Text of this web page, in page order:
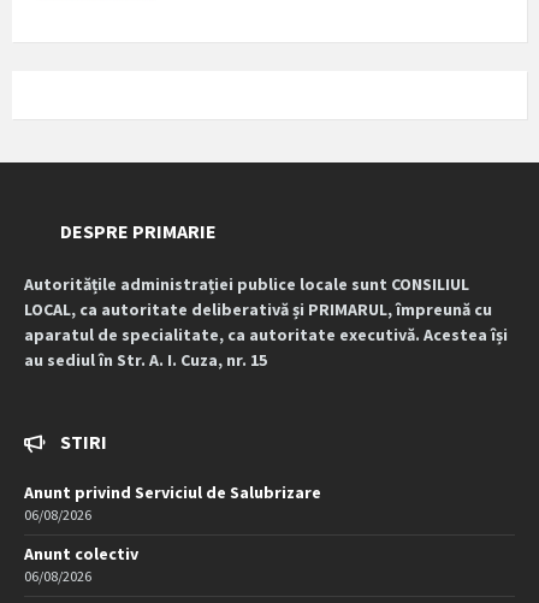
DESPRE PRIMARIE
Autoritățile administrației publice locale sunt CONSILIUL
LOCAL, ca autoritate deliberativă și PRIMARUL, împreună cu
aparatul de specialitate, ca autoritate executivă. Acestea își
au sediul în Str. A. I. Cuza, nr. 15
STIRI
Anunt privind Serviciul de Salubrizare
06/08/2026
Anunt colectiv
06/08/2026